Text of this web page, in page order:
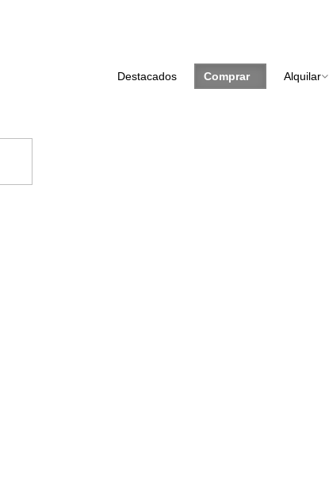
Destacados Comprar Alquilar